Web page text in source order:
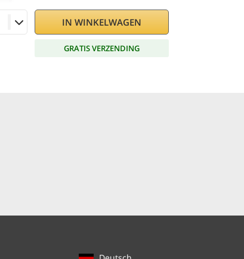
IN WINKELWAGEN
GRATIS VERZENDING